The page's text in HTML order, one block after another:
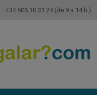
+34 606 30 31 24 (de 9 a 14 h.)